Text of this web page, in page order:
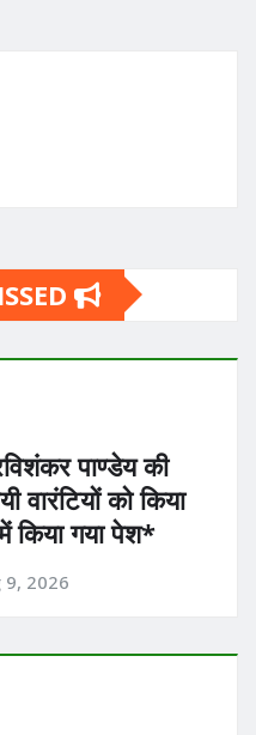
पाण्डेय की
वारंटियों को किया
किया गया पेश*
9, 2026